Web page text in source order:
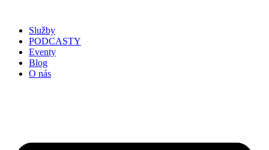
Služby
PODCASTY
Eventy
Blog
O nás